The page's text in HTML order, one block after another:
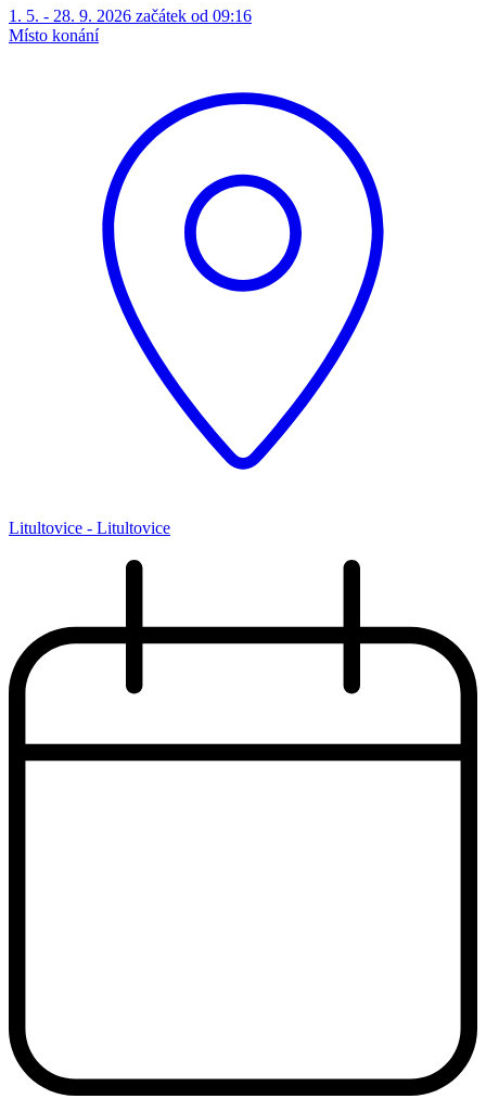
1. 5. - 28. 9. 2026 začátek od 09:16
Místo konání
Litultovice - Litultovice